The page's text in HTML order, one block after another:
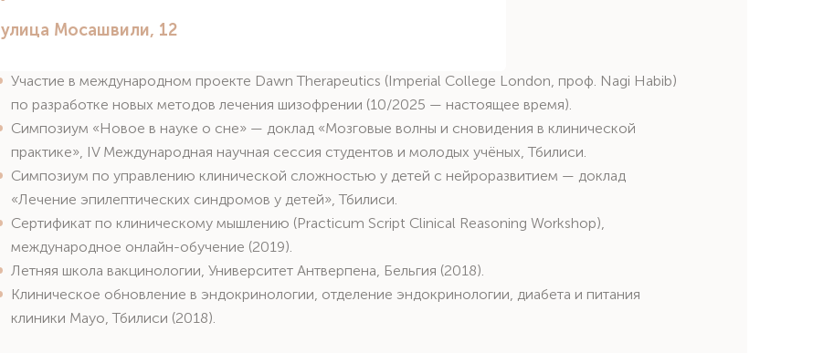
Повышение квалификации
Участие в международном проекте Dawn Therapeutics (Imperial College London, проф. Nagi Habib)
по разработке новых методов лечения шизофрении (10/2025 — настоящее время).
Симпозиум «Новое в науке о сне» — доклад «Мозговые волны и сновидения в клинической
практике», IV Международная научная сессия студентов и молодых учёных, Тбилиси.
Симпозиум по управлению клинической сложностью у детей с нейроразвитием — доклад
«Лечение эпилептических синдромов у детей», Тбилиси.
Сертификат по клиническому мышлению (Practicum Script Clinical Reasoning Workshop),
международное онлайн-обучение (2019).
Летняя школа вакцинологии, Университет Антверпена, Бельгия (2018).
Клиническое обновление в эндокринологии, отделение эндокринологии, диабета и питания
клиники Mayo, Тбилиси (2018).